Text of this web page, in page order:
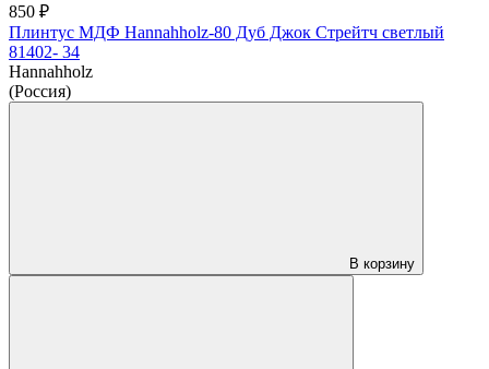
850 ₽
Плинтус МДФ Hannahholz-80 Дуб Джок Стрейтч светлый
81402- 34
Hannahholz
(Россия)
В корзину